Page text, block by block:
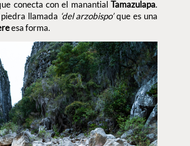
conecta con el manantial Tamazulapa.
llamada ‘del arzobispo’que es una
esa forma.